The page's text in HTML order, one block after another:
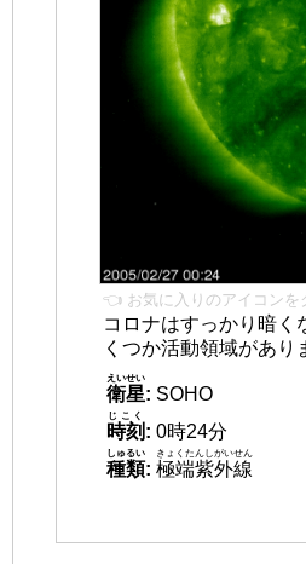
👈 お気に入りのアイコンを
コロナはすっかり暗く
くつか活動領域があり
衛星
えいせい
: SOHO
時刻
じこく
: 0時24分
種類
しゅるい
: 極端紫外線
きょくたんしがいせん